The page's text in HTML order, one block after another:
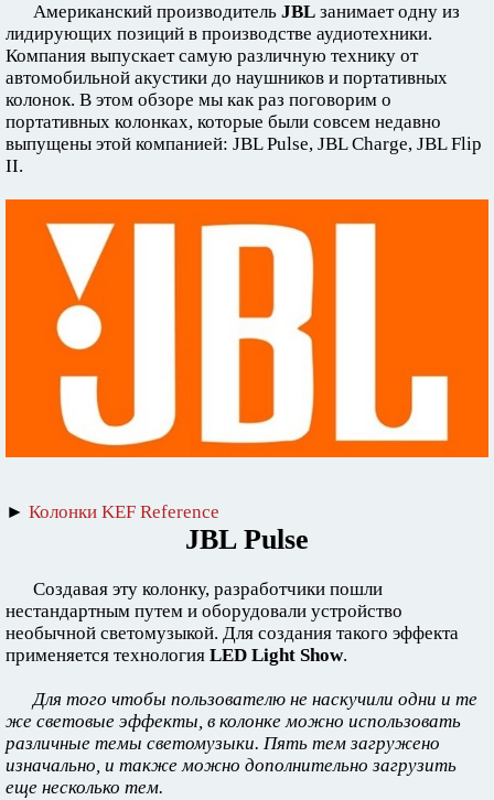
Американский производитель JBL занимает одну из
лидирующих позиций в производстве аудиотехники.
Компания выпускает самую различную технику от
автомобильной акустики до наушников и портативных
колонок. В этом обзоре мы как раз поговорим о
портативных колонках, которые были совсем недавно
выпущены этой компанией: JBL Pulse, JBL Charge, JBL Flip
II.
► Колонки KEF Reference
JBL Pulse
Создавая эту колонку, разработчики пошли
нестандартным путем и оборудовали устройство
необычной светомузыкой. Для создания такого эффекта
применяется технология LED Light Show.
Для того чтобы пользователю не наскучили одни и те
же световые эффекты, в колонке можно использовать
различные темы светомузыки. Пять тем загружено
изначально, и также можно дополнительно загрузить
еще несколько тем.